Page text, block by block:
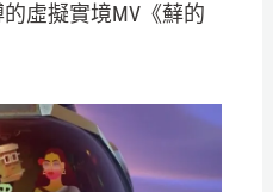
虛擬實境MV《蘚的